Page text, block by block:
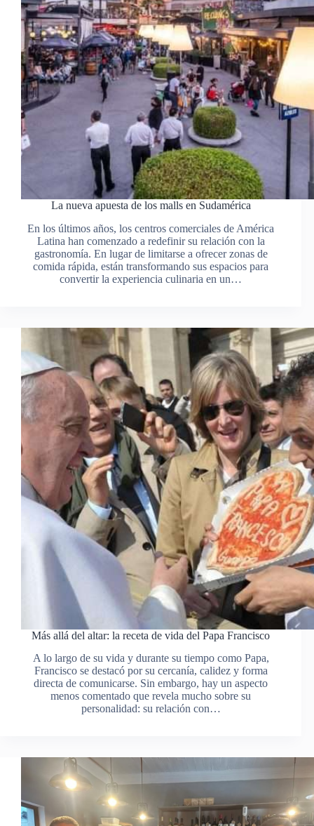
La nueva apuesta de los malls en Sudamérica
En los últimos años, los centros comerciales de América
Latina han comenzado a redefinir su relación con la
gastronomía. En lugar de limitarse a ofrecer zonas de
comida rápida, están transformando sus espacios para
convertir la experiencia culinaria en un…
Más allá del altar: la receta de vida del Papa Francisco
A lo largo de su vida y durante su tiempo como Papa,
Francisco se destacó por su cercanía, calidez y forma
directa de comunicarse. Sin embargo, hay un aspecto
menos comentado que revela mucho sobre su
personalidad: su relación con…